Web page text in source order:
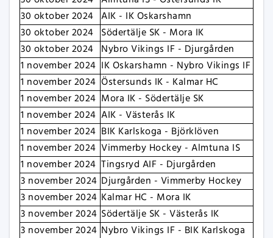
30 oktober 2024 AIK - IK Oskarshamn
30 oktober 2024
Södertälje SK - Mora IK
30 oktober 2024
Nybro Vikings IF - Djurgården
1 november 2024 IK Oskarshamn - Nybro Vikings IF
1 november 2024 Östersunds IK - Kalmar HC
1 november 2024 Mora IK - Södertälje SK
1 november 2024 AIK - Västerås IK
1 november 2024 BIK Karlskoga - Björklöven
1 november 2024 Vimmerby Hockey - Almtuna IS
1 november 2024 Tingsryd AIF - Djurgården
3 november 2024 Djurgården - Vimmerby Hockey
3 november 2024 Kalmar HC - Mora IK
3 november 2024 Södertälje SK - Västerås IK
3 november 2024 Nybro Vikings IF - BIK Karlskoga